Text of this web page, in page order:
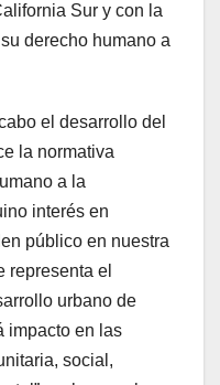
Sur y con la
derecho humano a
el desarrollo del
la normativa
a la
interés en
público en nuestra
representa el
urbano de
impacto en las
social,